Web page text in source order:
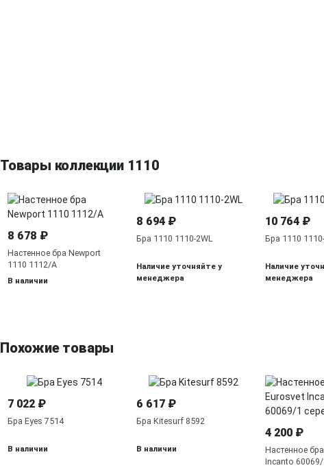
Товары коллекции 1110
8 678 ₽
Настенное бра Newport
1110 1112/A
В наличии
8 694 ₽
Бра 1110 1110-2WL
Наличие уточняйте у
менеджера
10 764 ₽
Бра 1110
Наличие
менеджера
Похожие товары
7 022 ₽
Бра Eyes 7514
В наличии
6 617 ₽
Бра Kitesurf 8592
В наличии
4 200 ₽
Настенное
Incanto 60069/